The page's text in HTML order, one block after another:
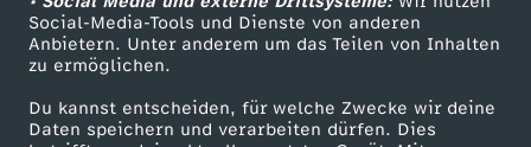
Social-Media-Tools und Dienste von anderen
Anbietern. Unter anderem um das Teilen von Inhalten
zu ermöglichen.
Du kannst entscheiden, für welche Zwecke wir deine
Daten speichern und verarbeiten dürfen. Dies
P
o
ZDF Unternehmen
Karriere
ZDF goes Schule